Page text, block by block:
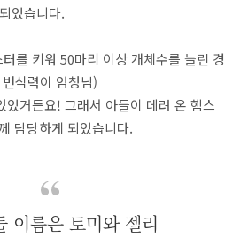
었습니다.
를 키워 50마리 이상 개체수를 늘린 경
식력이 엄청남)
었거든요! 그래서 아들이 데려 온 햄스
담당하게 되었습니다.
이름은 토미와 젤리